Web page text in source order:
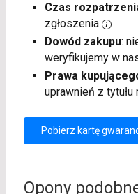
Czas
zgłoszenia
Dowód zakupu:
weryfikujemy w
Prawa
uprawnień z tytułu
Pobierz kartę
Opony